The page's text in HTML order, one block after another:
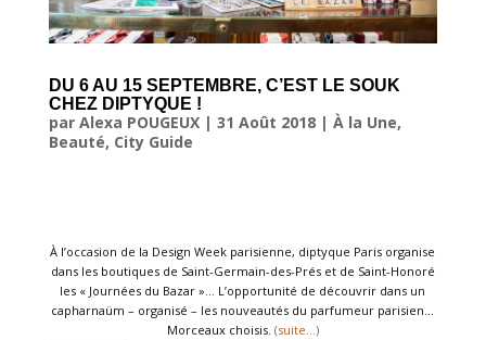
DU 6 AU 15 SEPTEMBRE, C’EST LE SOUK
CHEZ DIPTYQUE !
par Alexa POUGEUX| 31 Août 2018| À la Une,
Beauté, City Guide
À l’occasion de la Design Week parisienne, diptyque Paris organise
dans les boutiques de Saint-Germain-des-Prés et de Saint-Honoré
les « Journées du Bazar »… L’opportunité de découvrir dans un
capharnaüm – organisé – les nouveautés du parfumeur parisien…
Morceaux choisis. (suite…)